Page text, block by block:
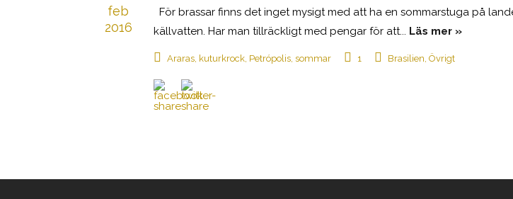
feb
2016
För brassar finns det inget mysigt med att ha en sommarstuga på
källvatten. Har man tillräckligt med pengar för att... Läs mer
Araras, kuturkrock, Petrópolis, sommar 1 Brasilien, Övrigt